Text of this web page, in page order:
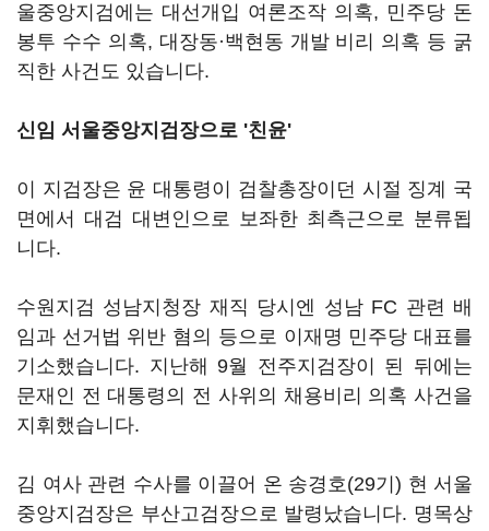
울중앙지검에는 대선개입 여론조작 의혹, 민주당 돈
봉투 수수 의혹, 대장동·백현동 개발 비리 의혹 등 굵
직한 사건도 있습니다.
신임 서울중앙지검장으로 '친윤'
이 지검장은 윤 대통령이 검찰총장이던 시절 징계 국
면에서 대검 대변인으로 보좌한 최측근으로 분류됩
니다.
수원지검 성남지청장 재직 당시엔 성남 FC 관련 배
임과 선거법 위반 혐의 등으로 이재명 민주당 대표를
기소했습니다. 지난해 9월 전주지검장이 된 뒤에는
문재인 전 대통령의 전 사위의 채용비리 의혹 사건을
지휘했습니다.
김 여사 관련 수사를 이끌어 온 송경호(29기) 현 서울
중앙지검장은 부산고검장으로 발령났습니다. 명목상